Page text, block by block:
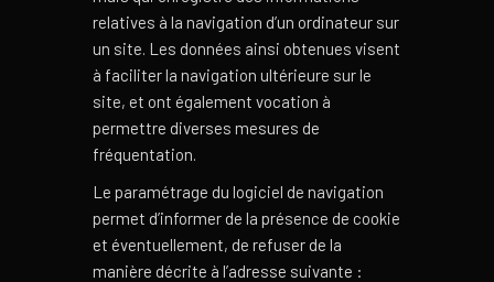
relatives à la navigation d’un ordinateur sur
un site. Les données ainsi obtenues visent
à faciliter la navigation ultérieure sur le
site, et ont également vocation à
permettre diverses mesures de
fréquentation.
Le paramétrage du logiciel de navigation
permet d’informer de la présence de cookie
et éventuellement, de refuser de la
manière décrite à l’adresse suivante :